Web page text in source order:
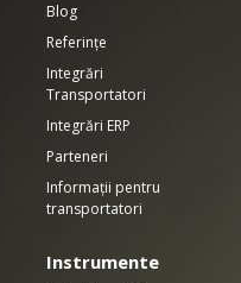
Blog
Referințe
Integrări
Transportatori
Integrări ERP
Parteneri
Informații pentru
transportatori
Instrumente